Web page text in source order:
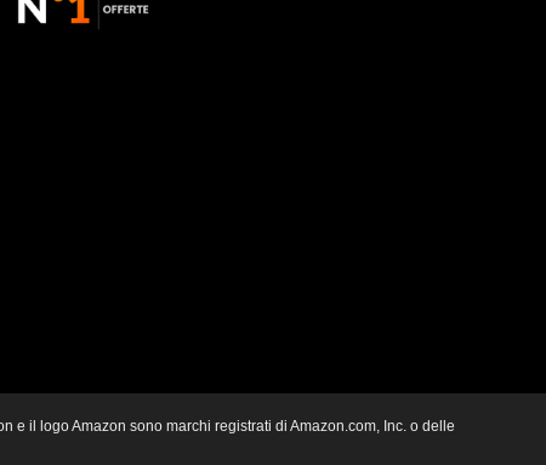
e il logo Amazon sono marchi registrati di Amazon.com, Inc. o delle